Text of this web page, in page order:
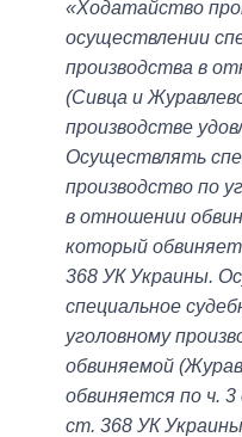
«Ходатайство
осуществлении
производства в
(Сивца и
производстве
Осуществлять
производство по
в отношении
который
368 УК Украины.
специальное
уголовному
обвиняемой
обвиняется по ч.
ст. 368 УК